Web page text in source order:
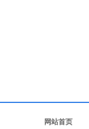
网站首页